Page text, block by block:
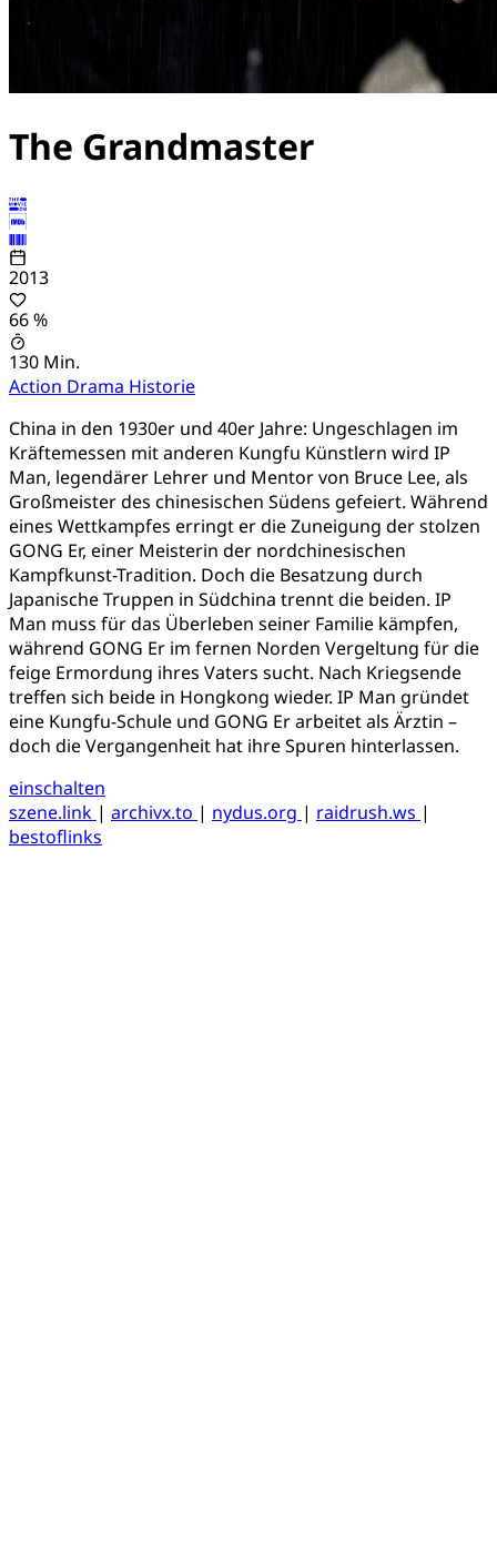
The Grandmaster
2013
66 %
130 Min.
Action Drama Historie
China in den 1930er und 40er Jahre: Ungeschlagen im
Kräftemessen mit anderen Kungfu Künstlern wird IP
Man, legendärer Lehrer und Mentor von Bruce Lee, als
Großmeister des chinesischen Südens gefeiert. Während
eines Wettkampfes erringt er die Zuneigung der stolzen
GONG Er, einer Meisterin der nordchinesischen
Kampfkunst-Tradition. Doch die Besatzung durch
Japanische Truppen in Südchina trennt die beiden. IP
Man muss für das Überleben seiner Familie kämpfen,
während GONG Er im fernen Norden Vergeltung für die
feige Ermordung ihres Vaters sucht. Nach Kriegsende
treffen sich beide in Hongkong wieder. IP Man gründet
eine Kungfu-Schule und GONG Er arbeitet als Ärztin –
doch die Vergangenheit hat ihre Spuren hinterlassen.
einschalten
szene.link | archivx.to | nydus.org | raidrush.ws |
bestoflinks